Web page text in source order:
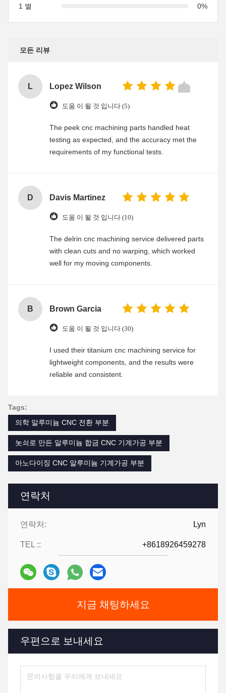
연락처
연락처: Lyn
TEL :: +8618926459278
지금 채팅하세요
우편으로 보내세요
1 별
0%
모든 리뷰
L Lopez Wilson
도움 이 될 것 입니다 (5)
The peek cnc machining parts handled heat
testing as expected, and the accuracy met the
requirements of my functional tests.
D Davis Martinez
도움 이 될 것 입니다 (10)
The delrin cnc machining service delivered parts
with clean cuts and no warping, which worked
well for my moving components.
B Brown Garcia
도움 이 될 것 입니다 (30)
I used their titanium cnc machining service for
lightweight components, and the results were
reliable and consistent.
Tags:
의학 알루미늄 CNC 전환 부분
놋쇠로 만든 알루미늄 합금 CNC 기계가공 부분
아노다이징 CNC 알루미늄 기계가공 부분